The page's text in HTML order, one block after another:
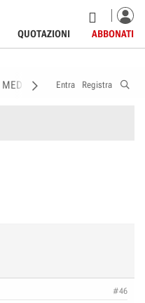
QUOTAZIONI ABBONATI
MEDIA MEMBRI
Entra Registra
#46